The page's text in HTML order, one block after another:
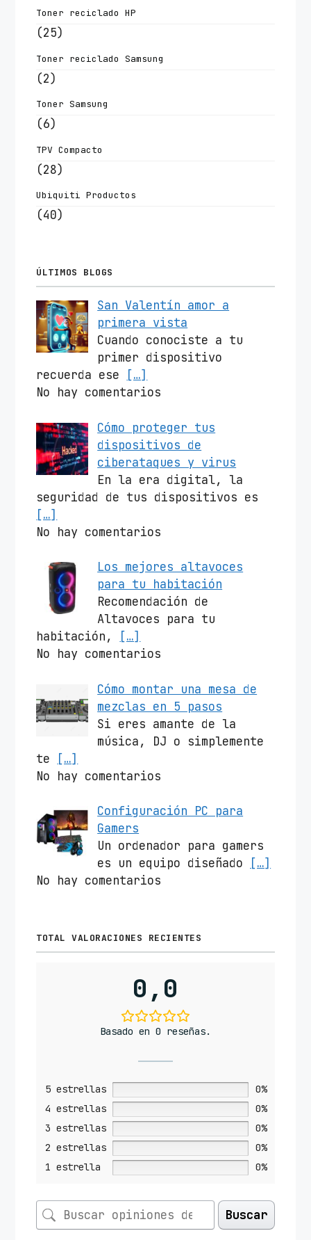
Toner reciclado HP
(25)
Toner reciclado Samsung
(2)
Toner Samsung
(6)
TPV Compacto
(28)
Ubiquiti Productos
(40)
ÚLTIMOS BLOGS
San Valentín amor a
primera vista
Cuando conociste a tu
primer dispositivo
recuerda ese
[…]
No hay comentarios
Cómo proteger tus
dispositivos de
ciberataques y virus
En la era digital, la
seguridad de tus dispositivos es
[…]
No hay comentarios
Los mejores altavoces
para tu habitación
Recomendación de
Altavoces para tu
habitación,
[…]
No hay comentarios
Cómo montar una mesa de
mezclas en 5 pasos
Si eres amante de la
música, DJ o simplemente
te
[…]
No hay comentarios
Configuración PC para
Gamers
Un ordenador para gamers
es un equipo diseñado
[…]
No hay comentarios
TOTAL VALORACIONES RECIENTES
0,0
Basado en 0 reseñas.
5 estrellas
0%
4 estrellas
0%
3 estrellas
0%
2 estrellas
0%
1 estrella
0%
Buscar